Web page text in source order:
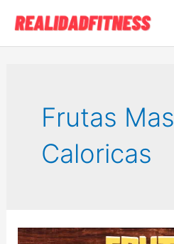
contenido
Frutas Mas
Caloricas